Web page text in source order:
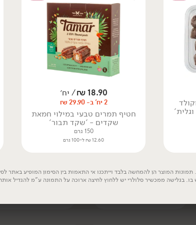
טבעוני
170 גרם
18.90
₪/ יח׳
2 יח' ב- 29.90 ₪
חטיף תמרים טבעי במילוי חמאת
שקדים - 'שקד תבור'
150 גרם
12.60 ₪ ל-100 גרם
המוצר הן להמחשה בלבד וייתכנו אי התאמות בין הסימון המופיע באתר
בגלישה ממכשיר סלולרי יש ללחוץ לחיצה ארוכה על התמונה ע"מ להגדיל